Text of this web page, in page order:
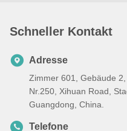
Schneller Kontakt
Adresse
Zimmer 601, Gebäude
Nr.250, Xihuan Road,
Guangdong, China.
Telefone